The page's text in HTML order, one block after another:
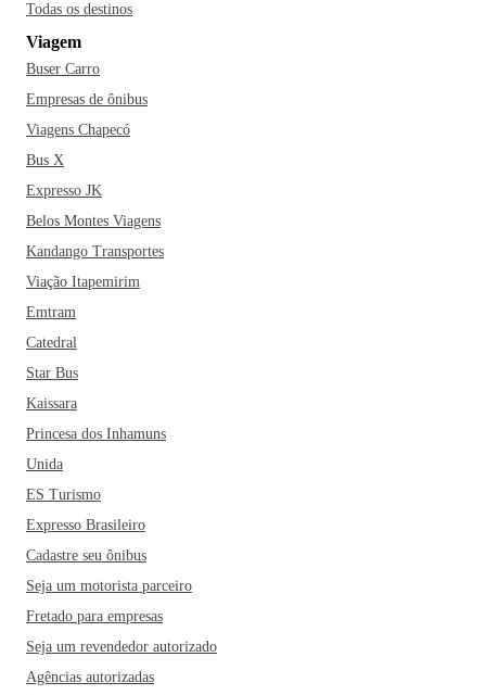
Todas os destinos
Viagem
Buser Carro
Empresas de ônibus
Viagens Chapecó
Bus X
Expresso JK
Belos Montes Viagens
Kandango Transportes
Viação Itapemirim
Emtram
Catedral
Star Bus
Kaissara
Princesa dos Inhamuns
Unida
ES Turismo
Expresso Brasileiro
Cadastre seu ônibus
Seja um motorista parceiro
Fretado para empresas
Seja um revendedor autorizado
Agências autorizadas